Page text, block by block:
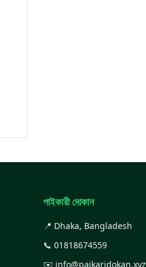
পাইকারী দোকান
📍 Dhaka, Bangladesh
📞 01818674559
✉️ info@paikaridokan.xyz